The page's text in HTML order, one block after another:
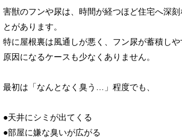
害獣のフンや尿は、時間が経つほど住宅へ深刻
とがあります。
特に屋根裏は風通しが悪く、フン尿が蓄積し
原因になるケースも少なくありません。
最初は「なんとなく臭う…」程度でも、
●天井にシミが出てくる
●部屋に嫌な臭いが広がる